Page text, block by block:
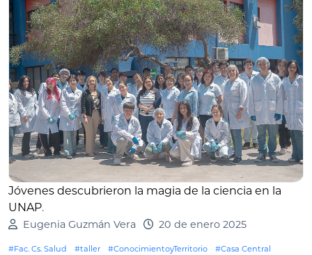
Jóvenes descubrieron la magia de la ciencia en la
UNAP.
Eugenia Guzmán Vera 20 de enero 2025
#Fac. Cs. Salud #taller #ConocimientoyTerritorio
#Casa Central